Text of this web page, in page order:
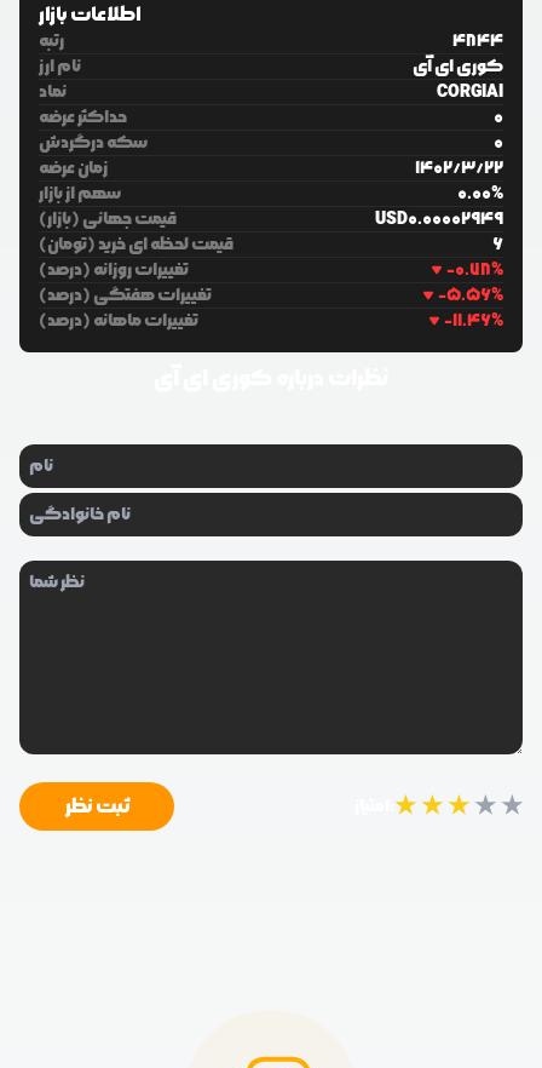
اطلاعات بازار
رتبه
4844
نام ارز
کوری ای آی
نماد
CORGIAI
حداکثر عرضه
0
سکه درگردش
0
زمان عرضه
1402/3/22
سهم از بازار
0.00%
قیمت جهانی (بازار)
USD0.00002949
قیمت لحظه ای خرید (تومان)
6
تغییرات روزانه (درصد)
-0.78%
تغییرات هفتگی (درصد)
-5.56%
تغییرات ماهانه (درصد)
-11.46%
★★★★★ ثبت نظر